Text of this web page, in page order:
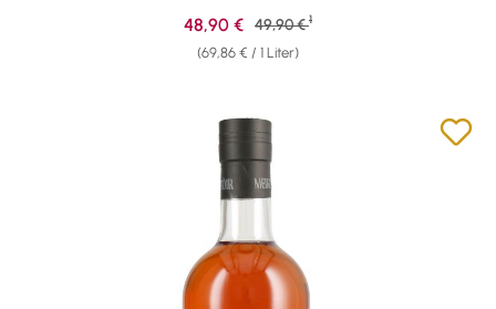
(69,86 € / 1 Liter)
Verkaufspreis:
48,90 € Regulärer Preis:
49,90 € 1